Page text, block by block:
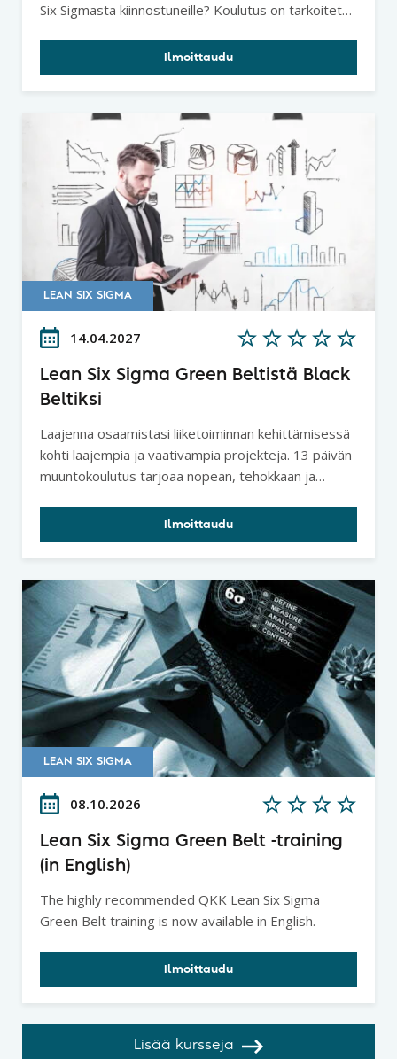
Six Sigmasta kiinnostuneille? Koulutus on tarkoitettu
Six Sigma -projekteissa. Kurssi tarjoaa yleiskuvan
metodiikasta, tiimityökaluja ongelmanratkaisuun
sekä pohjatietoja dataperusteiseen parantamiseen.
Ilmoittaudu
LEAN SIX SIGMA
14.04.2027
Lean Six Sigma Green Beltistä Black
Beltiksi
Laajenna osaamistasi liiketoiminnan kehittämisessä
kohti laajempia ja vaativampia projekteja. 13 päivän
muuntokoulutus tarjoaa nopean, tehokkaan ja
Beltistä Black Beltiksi.Ilmoittaudu
LEAN SIX SIGMA
08.10.2026
Lean Six Sigma Green Belt -training
(in English)
The highly recommended QKK Lean Six Sigma
Green Belt training is now available in English.
Ilmoittaudu
Lisää kursseja